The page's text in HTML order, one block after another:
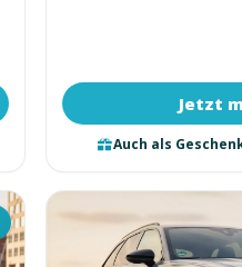
Jetzt
Auch als